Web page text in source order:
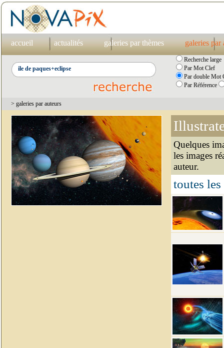
accueil actualités galeries par thèmes galeries par
Recherche large
Par Mot Clef
Par double Mot
Par Référence
> galeries par auteurs
Quelques
les images
auteur.
toutes